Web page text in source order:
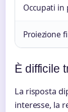
Occupati in
Proiezione
È difficile
La risposta
interesse, la